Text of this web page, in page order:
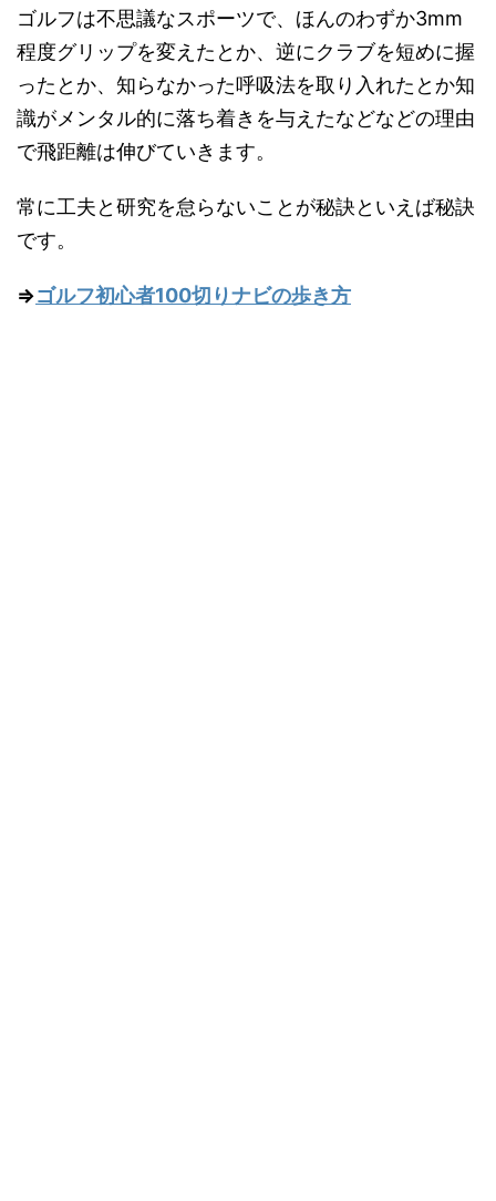
ゴルフは不思議なスポーツで、ほんのわずか3mm
程度グリップを変えたとか、逆にクラブを短めに握
ったとか、知らなかった呼吸法を取り入れたとか知
識がメンタル的に落ち着きを与えたなどなどの理由
で飛距離は伸びていきます。
常に工夫と研究を怠らないことが秘訣といえば秘訣
です。
⇒ゴルフ初心者100切りナビの歩き方